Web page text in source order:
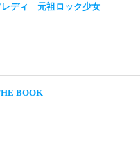
レディ 元祖ロック少女
BOOK